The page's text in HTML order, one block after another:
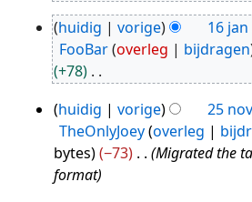
16
jan
2012
huidig vorige
16 jan
FooBar overleg bijdragen
+78
e
n
b
25
nov
2011
huidig vorige
25
TheOnlyJoey overleg
bytes
−73
Migrated the
format